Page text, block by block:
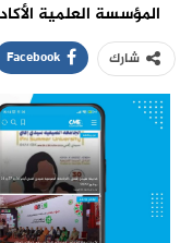
المؤسسة العلمية
شارك Facebook